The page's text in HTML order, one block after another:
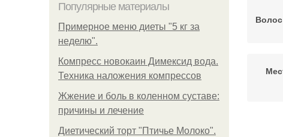
Популярные материалы
Примерное меню диеты "5 кг за
неделю".
Компресс новокаин Димексид вода.
Техника наложения компрессов
Жжение и боль в коленном суставе:
причины и лечение
Диетический торт "Птичье Молоко".